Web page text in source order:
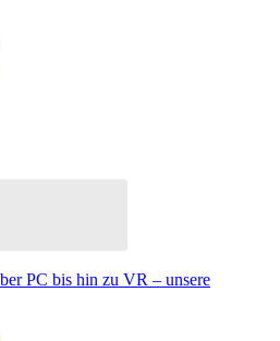
PC bis hin zu VR – unsere